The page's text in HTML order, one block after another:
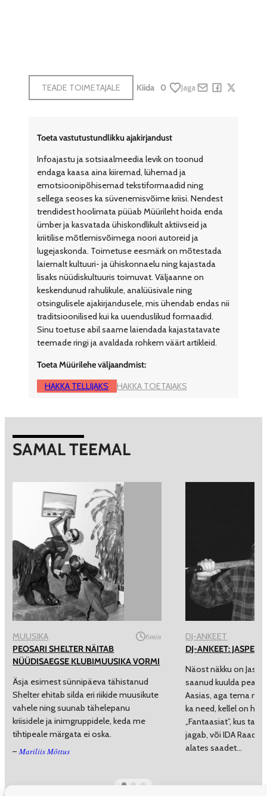
TEADE TOIMETAJALE Kiida 0 Jaga
Toeta vastutustundlikku ajakirjandust
Infoajastu ja sotsiaalmeedia levik on toonud
endaga kaasa aina kiiremad, lühemad ja
emotsioonipõhisemad tekstiformaadid ning
sellega seoses ka süvenemisvõime kriisi. Nendest
trendidest hoolimata püüab Müürileht hoida enda
ümber ja kasvatada ühiskondlikult aktiivseid ja
kriitilise mõtlemisvõimega noori autoreid ja
lugejaskonda. Toimetuse eesmärk on mõtestada
laiemalt kultuuri- ja ühiskonnaelu ning kajastada
lisaks nüüdiskultuuris toimuvat. Väljaanne on
keskendunud rahulikule, analüüsivale ning
otsingulisele ajakirjandusele, mis ühendab endas nii
traditsioonilised kui ka uuenduslikud formaadid.
Sinu toetuse abil saame laiendada kajastatavate
teemade ringi ja avaldada rohkem väärt artikleid.
Toeta Müürilehe väljaandmist:
HAKKA TELLIJAKS HAKKA TOETAJAKS
SAMAL TEEMAL
MUUSIKA 6min
PEOSARI SHELTER NÄITAB
NÜÜDISAEGSE KLUBIMUUSIKA VORMI
Äsja esimest sünnipäeva tähistanud
Shelter ehitab silda eri riikide muusikute
vahele ning suunab tähelepanu
kriisidele ja inimgruppidele, keda me
tihtipeale märgata ei oska.
– Mariliis Mõttus
DJ-ANKEET
DJ-ANKEET:
Näost näkku on
saanud kuulda
Aasias, aga tema
ka need, kellel on
„Fantaasiat”, kus ta
jagab, või IDA
alates saadet…